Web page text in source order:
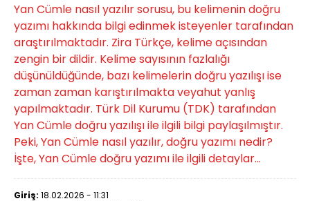
Yan Cümle nasıl yazılır sorusu, bu kelimenin doğru
yazımı hakkında bilgi edinmek isteyenler tarafından
araştırılmaktadır. Zira Türkçe, kelime açısından
zengin bir dildir. Kelime sayısının fazlalığı
düşünüldüğünde, bazı kelimelerin doğru yazılışı ise
zaman zaman karıştırılmakta veyahut yanlış
yapılmaktadır. Türk Dil Kurumu (TDK) tarafından
Yan Cümle doğru yazılışı ile ilgili bilgi paylaşılmıştır.
Peki, Yan Cümle nasıl yazılır, doğru yazımı nedir?
İşte, Yan Cümle doğru yazımı ile ilgili detaylar...
Giriş: 18.02.2026 - 11:31